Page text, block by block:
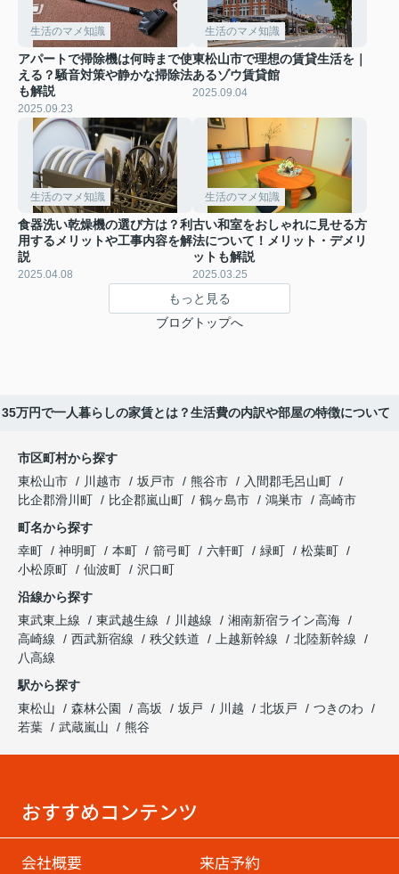
生活のマメ知識
アパートで掃除機は何時まで使
える？騒音対策や静かな掃除法
も解説
2025.09.23
生活のマメ知識
東松山市で理想の賃貸生活を｜
あるゾウ賃貸館
2025.09.04
生活のマメ知識
食器洗い乾燥機の選び方は？利
用するメリットや工事内容を解
説
2025.04.08
生活のマメ知識
古い和室をおしゃれに見せる方
法について！メリット・デメリ
ットも解説
2025.03.25
もっと見る
ブログトップへ
万円で一人暮らしの家賃とは？生活費の内訳や部屋の特徴について
市区町村から探す
東松山市
川越市 坂戸市 熊谷市
入間郡毛呂山町
比企郡滑川町
比企郡嵐山町 鶴ヶ島市 鴻巣市
高崎市
町名から探す
幸町
神明町 本町 箭弓町 六軒町 緑町
松葉町
小松原町
仙波町
沢口町
沿線から探す
東武東上線
東武越生線 川越線
湘南新宿ライン高海
高崎線
西武新宿線 秩父鉄道 上越新幹線
北陸新幹線
八高線
駅から探す
東松山
森林公園 高坂 坂戸 川越 北坂戸
つきのわ
若葉
武蔵嵐山 熊谷
おすすめコンテンツ
会社概要
来店予約